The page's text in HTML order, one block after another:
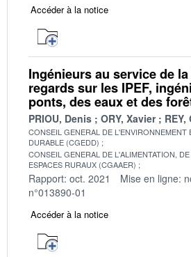
Accéder à la notice
Ingénieurs au service de
regards sur les IPEF,
ponts, des eaux et des
PRIOU, Denis ORY, Xavier
CONSEIL GENERAL DE L'ENVIRONNEMENT
DURABLE (CGEDD)
CONSEIL GENERAL DE L'ALIMENTATION,
ESPACES RURAUX (CGAAER)
Rapport: oct. 2021 Mise en ligne:
n°013890-01
Accéder à la notice